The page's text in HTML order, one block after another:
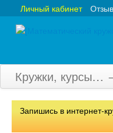
Личный кабинет
Кружки, курсы…
Главная
Запишись в интернет-